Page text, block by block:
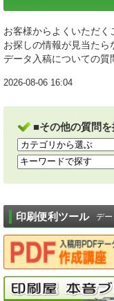
お客様からよくいただく
お探しの情報が見当たら
データ入稿についての質
2026-08-06 16:04
■その他の質問
印刷便利ツール デ